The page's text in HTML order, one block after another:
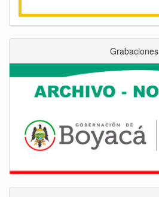
Grabaciones